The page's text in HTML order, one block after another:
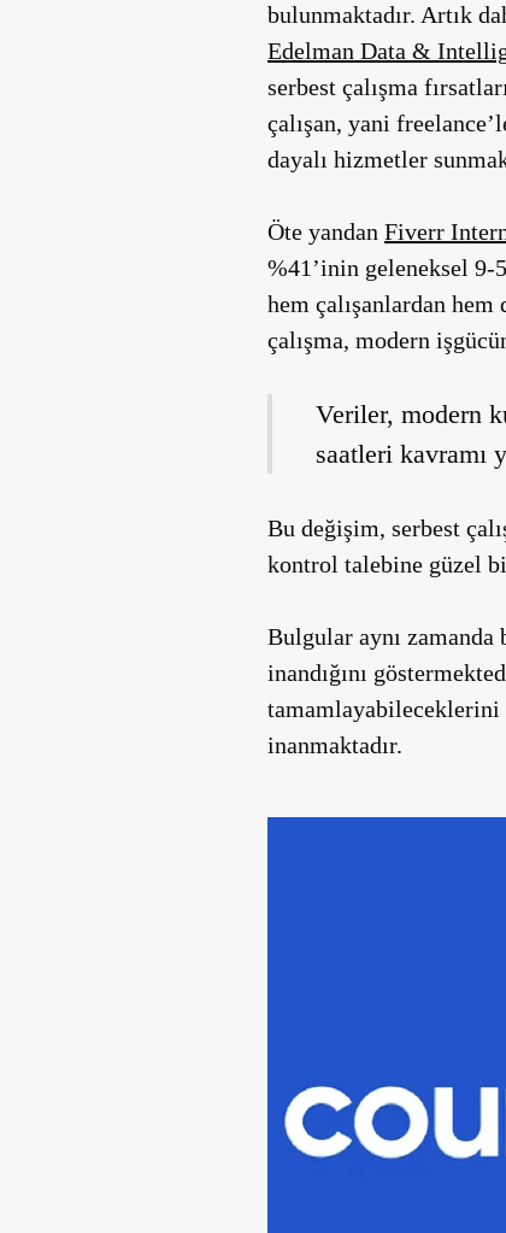
bulunmaktadır. Artık
Edelman Data &
serbest çalışma
çalışan, yani
dayalı hizmetler
Öte yandan Fiverr
%41’inin geleneksel 9-
hem çalışanlardan
çalışma, modern
Veriler, modern
saatleri kavramı
Bu değişim, serbest
kontrol talebine güzel
Bulgular aynı
inandığını
tamamlayabileceklerini
inanmaktadır.